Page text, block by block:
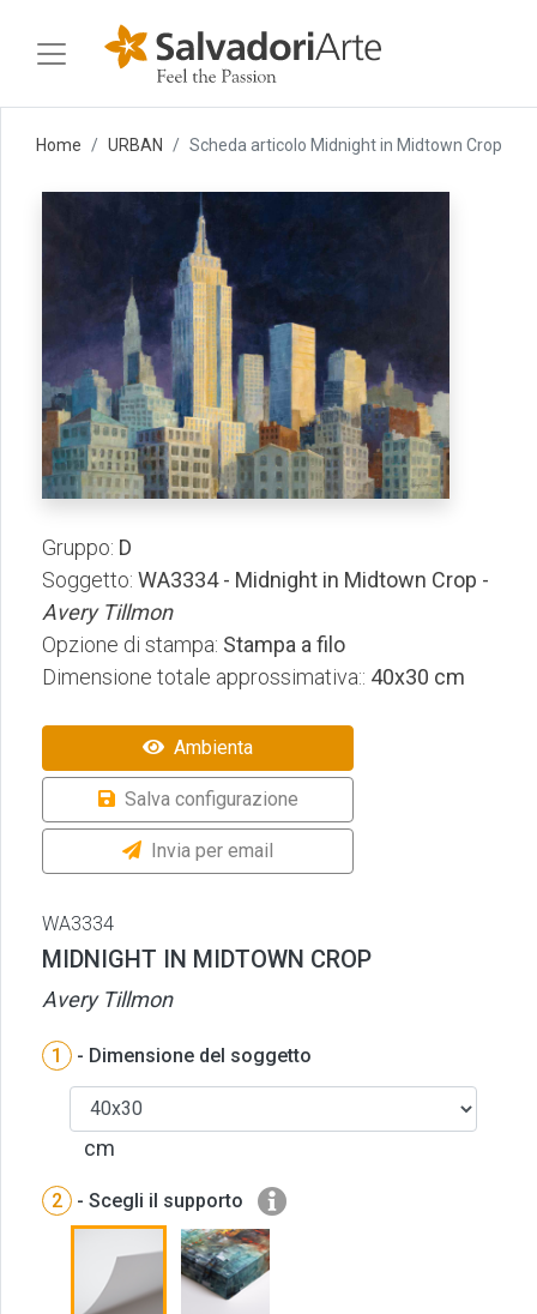
Home URBAN Scheda articolo Midnight in Midtown Crop
Gruppo: D
Soggetto: WA3334 - Midnight in Midtown Crop -
Avery Tillmon
Opzione di stampa: Stampa a filo
Dimensione totale approssimativa:: 40x30 cm
Ambienta
Salva configurazione
Invia per email
WA3334
MIDNIGHT IN MIDTOWN CROP
Avery Tillmon
1 - Dimensione del soggetto
cm
2 - Scegli il supporto